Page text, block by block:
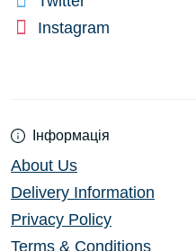
Інформація
About Us
Delivery Information
Privacy Policy
Terms & Conditions
Instagram